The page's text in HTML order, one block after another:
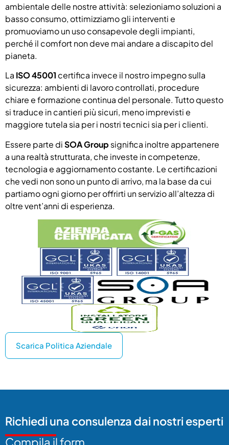
ambientale delle nostre attività: selezioniamo soluzioni a
basso consumo, ottimizziamo gli interventi e
promuoviamo un uso consapevole degli impianti,
perché il comfort non deve mai andare a discapito del
pianeta.
La ISO 45001 certifica invece il nostro impegno sulla
sicurezza: ambienti di lavoro controllati, procedure
chiare e formazione continua del personale. Tutto questo
si traduce in cantieri più sicuri, meno imprevisti e
maggiore tutela sia per i nostri tecnici sia per i clienti.
Essere parte diSOA Group significa inoltre appartenere
a una realtà strutturata, che investe in competenze,
tecnologia e aggiornamento costante. Le certificazioni
che vedi non sono un punto di arrivo, ma la base da cui
partiamo ogni giorno per offrirti un servizio all’altezza di
oltre vent’anni di esperienza.
Scarica Politica Aziendale
Richiedi una consulenza dai nostri esperti
Compila il form